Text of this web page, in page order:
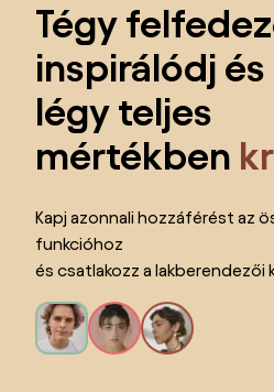
Tégy
inspirálódj és
légy teljes
mértékben
Kapj azonnali hozzáférést az
funkcióhoz
és csatlakozz a lakberendezői